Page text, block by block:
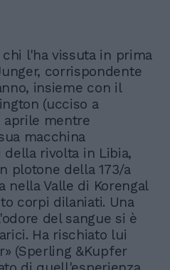
chi l'ha vissuta in prima
corrispondente
insieme con il
(ucciso a
aprile mentre
macchina
rivolta in Libia,
plotone della 173/a
nella Valle di Korengal
corpi dilaniati. Una
del sangue si è
Ha rischiato lui
(Sperling &Kupfer